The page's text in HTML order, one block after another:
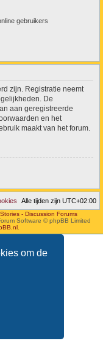
om de
gebruikers
zijn. Registratie neemt
De
aan geregistreerde
en het
maakt van het forum.
Alle tijden zijn UTC+02:00
- Discussion Forums
Software © phpBB Limited
.